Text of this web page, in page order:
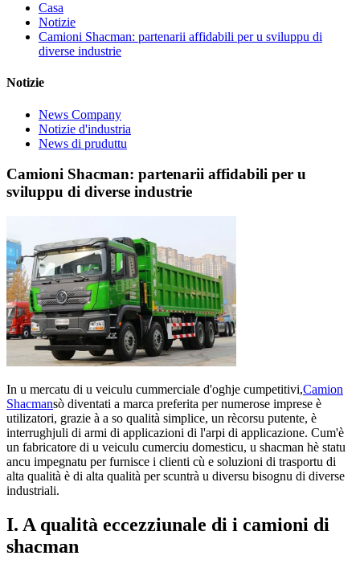
Casa
Notizie
Camioni Shacman: partenarii affidabili per u sviluppu di
diverse industrie
Notizie
News Company
Notizie d'industria
News di pruduttu
Camioni Shacman: partenarii affidabili per u
sviluppu di diverse industrie
In u mercatu di u veiculu cummerciale d'oghje cumpetitivi,Camion
Shacmansò diventati a marca preferita per numerose imprese è
utilizatori, grazie à a so qualità simplice, un rècorsu putente, è
interrughjuli di armi di applicazioni di l'arpi di applicazione. Cum'è
un fabricatore di u veiculu cumerciu domesticu, u shacman hè statu
ancu impegnatu per furnisce i clienti cù e soluzioni di trasportu di
alta qualità è di alta qualità per scuntrà u diversu bisognu di diverse
industriali.
I. A qualità eccezziunale di i camioni di
shacman